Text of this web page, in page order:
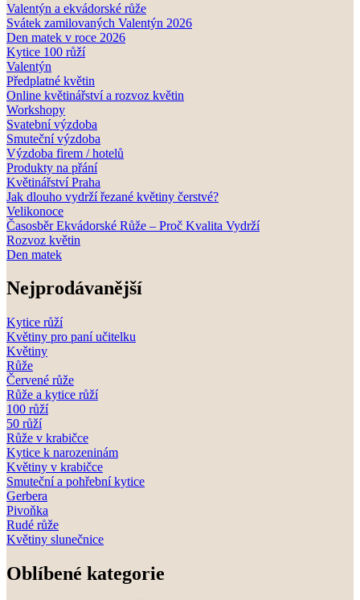
Valentýn a ekvádorské růže
Svátek zamilovaných Valentýn 2026
Den matek v roce 2026
Kytice 100 růží
Valentýn
Předplatné květin
Online květinářství a rozvoz květin
Workshopy
Svatební výzdoba
Smuteční výzdoba
Výzdoba firem / hotelů
Produkty na přání
Květinářství Praha
Jak dlouho vydrží řezané květiny čerstvé?
Velikonoce
Časosběr Ekvádorské Růže – Proč Kvalita Vydrží
Rozvoz květin
Den matek
Nejprodávanější
Kytice růží
Květiny pro paní učitelku
Květiny
Růže
Červené růže
Růže a kytice růží
100 růží
50 růží
Růže v krabičce
Kytice k narozeninám
Květiny v krabičce
Smuteční a pohřební kytice
Gerbera
Pivoňka
Rudé růže
Květiny slunečnice
Oblíbené kategorie